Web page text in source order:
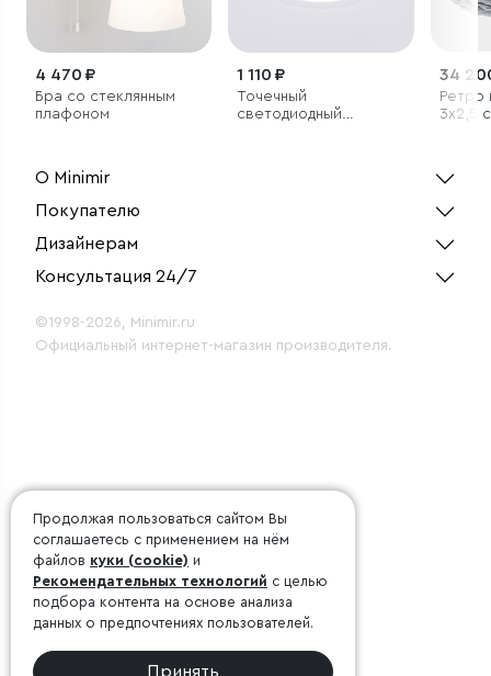
4 470 ₽
Бра со стеклянным
плафоном
1 110 ₽
Точечный
светодиодный
34
Ретро
3х2,5
О Minimir
Покупателю
Дизайнерам
Консультация 24/7
©1998-2026, Minimir.ru
Официальный интернет-магазин производителя.
Продолжая пользоваться сайтом Вы
соглашаетесь с применением на нём
файлов куки (cookie) и
Рекомендательных технологий с целью
подбора контента на основе анализа
данных о предпочтениях пользователей.
Принять